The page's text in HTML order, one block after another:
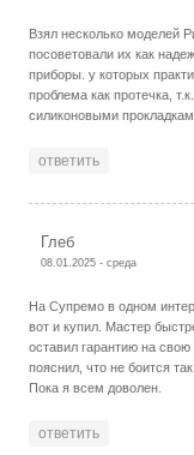
Взял несколько моделей
посоветовали их как
приборы. у которых
проблема как протечка,
силиконовыми
ответить
Глеб
08.01.2025 - среда
На Супремо в одном
вот и купил. Мастер
оставил гарантию на
пояснил, что не боится
Пока я всем доволен.
ответить